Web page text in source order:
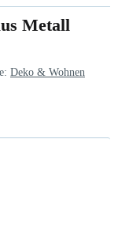
Metall
Deko & Wohnen